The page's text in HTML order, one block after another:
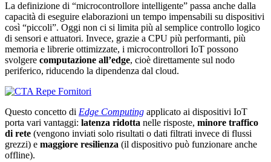
La definizione di “microcontrollore intelligente” passa anche dalla
capacità di eseguire elaborazioni un tempo impensabili su dispositivi
così “piccoli”. Oggi non ci si limita più al semplice controllo logico
di sensori e attuatori. Invece, grazie a CPU più performanti, più
memoria e librerie ottimizzate, i microcontrollori IoT possono
svolgere computazione all’edge, cioè direttamente sul nodo
periferico, riducendo la dipendenza dal cloud.
Questo concetto di Edge Computing applicato ai dispositivi IoT
porta vari vantaggi: latenza ridotta nelle risposte, minore traffico
di rete (vengono inviati solo risultati o dati filtrati invece di flussi
grezzi) e maggiore resilienza (il dispositivo può funzionare anche
offline).